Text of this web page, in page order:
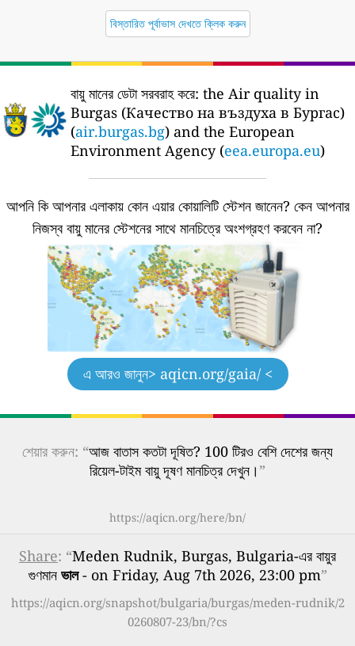
বিস্তারিত পূর্বাভাস দেখতে ক্লিক করুন
বায়ু মানের ডেটা সরবরাহ করে: the Air quality in
Burgas (Качество на въздуха в Бургас)
(air.burgas.bg) and the European
Environment Agency (eea.europa.eu)
আপনি কি আপনার এলাকায় কোন এয়ার কোয়ালিটি স্টেশন জানেন? কেন আপনার
নিজস্ব বায়ু মানের স্টেশনের সাথে মানচিত্রে অংশগ্রহণ করবেন না?
এ আরও জানুন> aqicn.org/gaia/ <
শেয়ার করুন: “আজ বাতাস কতটা দূষিত? 100 টিরও বেশি দেশের জন্য
রিয়েল-টাইম বায়ু দূষণ মানচিত্র দেখুন।”
https://aqicn.org/here/bn/
Share: “Meden Rudnik, Burgas, Bulgaria-এর বায়ুর
গুণমান ভাল- on Friday, Aug 7th 2026, 23:00 pm”
https://aqicn.org/snapshot/bulgaria/burgas/meden-rudnik/2
0260807-23/bn/?cs